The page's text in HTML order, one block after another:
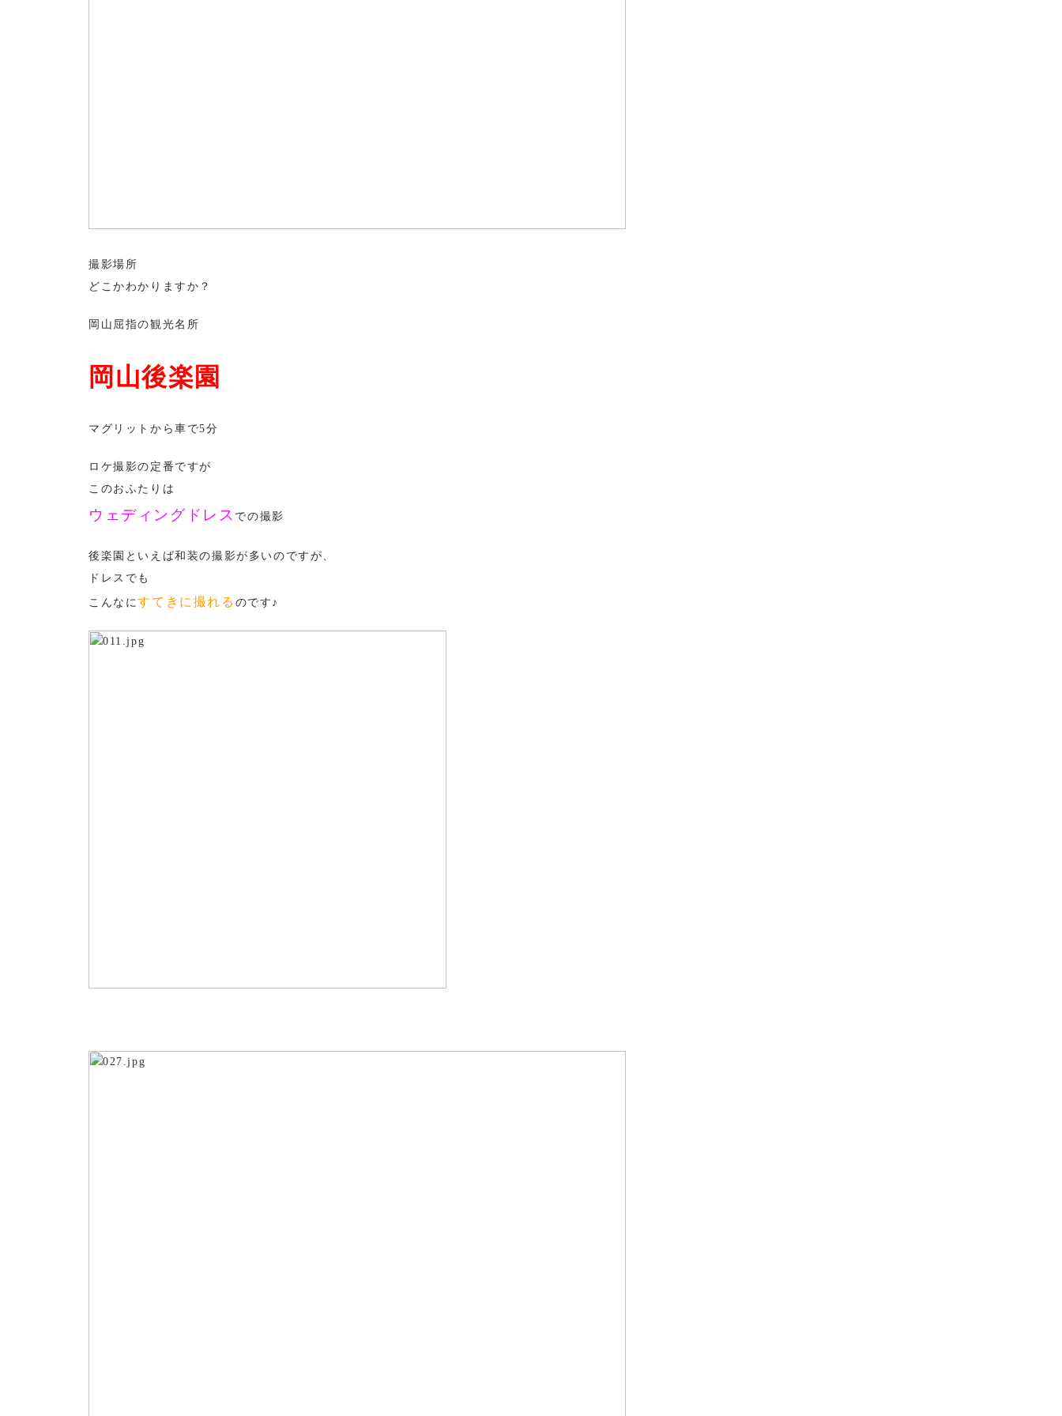
撮影場所
どこかわかりますか？
岡山屈指の観光名所
岡山後楽園
マグリットから車で5分
ロケ撮影の定番ですが
このおふたりは
ウェディングドレス での撮影
後楽園といえば和装の撮影が多いのですが、
ドレスでも
こんなにすてきに撮れる のです♪